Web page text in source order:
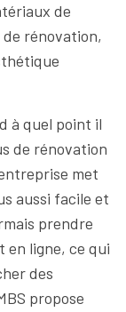
de
rénovation,
à quel point il
de rénovation
met
aussi facile et
prendre
ligne, ce qui
des
propose